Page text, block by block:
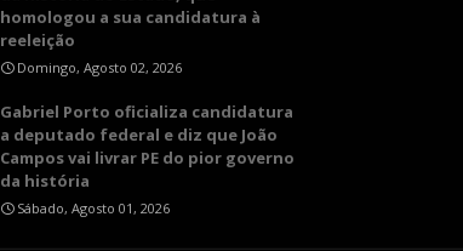
homologou a sua candidatura à
reeleição
Domingo, Agosto 02, 2026
Gabriel Porto oficializa candidatura
a deputado federal e diz que João
Campos vai livrar PE do pior governo
da história
Sábado, Agosto 01, 2026